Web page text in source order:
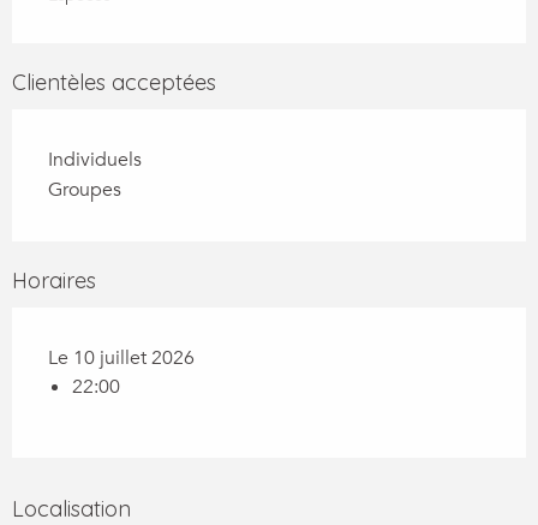
Clientèles acceptées
Individuels
Groupes
Horaires
Le 10 juillet 2026
22:00
Localisation